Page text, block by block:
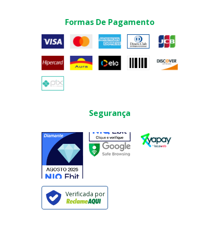
Formas De Pagamento
Segurança
Verificada por